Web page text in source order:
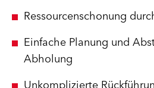
Ressourcenschonung
Einfache Planung und
Abholung